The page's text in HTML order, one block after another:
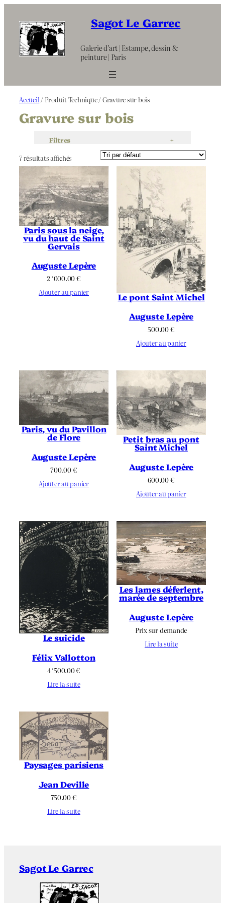
contenu
Sagot Le Garrec
Galerie d’art | Estampe, dessin &
peinture | Paris
Accueil / Produit Technique / Gravure sur bois
Gravure sur bois
Filtres +
7 résultats affichés
Paris sous la neige,
vu du haut de Saint
Gervais
Auguste Lepère
2 ‘000.00€
Ajouter au panier
Le pont Saint Michel
Auguste Lepère
500.00€
Ajouter au panier
Paris, vu du Pavillon
de Flore
Auguste Lepère
700.00€
Ajouter au panier
Petit bras au pont
Saint Michel
Auguste Lepère
600.00€
Ajouter au panier
Le suicide
Félix Vallotton
4 ‘500.00€
Lire la suite
Les lames déferlent,
marée de septembre
Auguste Lepère
Prix sur demande
Lire la suite
Paysages parisiens
Jean Deville
750.00€
Lire la suite
Sagot Le Garrec